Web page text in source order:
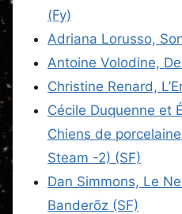
(Fy)
Adriana Lorusso,
Antoine Volodine,
Christine Renard,
Cécile Duquenne et
Chiens de
Steam -2) (SF)
Dan Simmons, Le
Banderõz (SF)